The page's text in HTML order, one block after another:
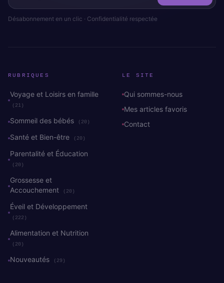
Désabonnement en un clic · Confidentialité respectée
RUBRIQUES
Voyage et Loisirs en famille
(21)
Sommeil des bébés (20)
Santé et Bien-être (20)
Parentalité et Éducation
(20)
Grossesse et
Accouchement
(20)
Éveil et Développement
(222)
Alimentation et Nutrition
(20)
Nouveautés (29)
LE SITE
Qui sommes-nous
Mes articles favoris
Contact